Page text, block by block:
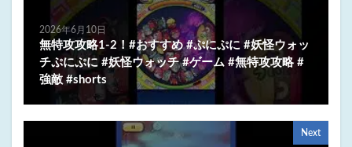
2026年6月10日
無特攻攻略1-2！#おすすめ #ぷにぷに #妖怪ウォッ
チぷにぷに #妖怪ウォッチ #ゲーム #無特攻攻略 #
強敵 #shorts
Next